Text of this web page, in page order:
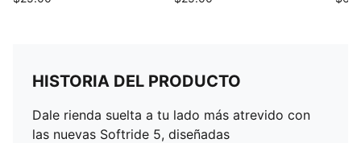
HISTORIA DEL PRODUCTO
Dale rienda suelta a tu lado más atrevido con
las nuevas Softride 5, diseñadas